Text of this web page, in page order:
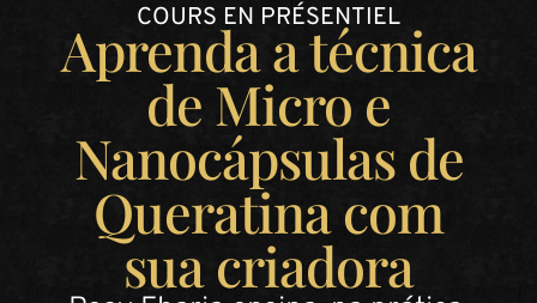
COURS EN PRÉSENTIEL
Aprenda a técnica
de Micro e
Nanocápsulas de
Queratina com
sua criadora